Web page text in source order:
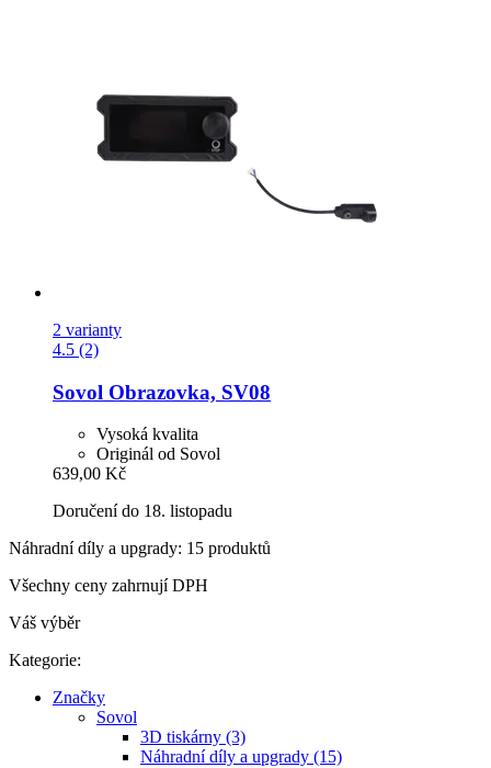
2 varianty
4.5 (2)
Sovol Obrazovka, SV08
Vysoká kvalita
Originál od Sovol
639,00 Kč
Doručení do 18. listopadu
Náhradní díly a upgrady: 15 produktů
Všechny ceny zahrnují DPH
Váš výběr
Kategorie:
Značky
Sovol
3D tiskárny (3)
Náhradní díly a upgrady (15)